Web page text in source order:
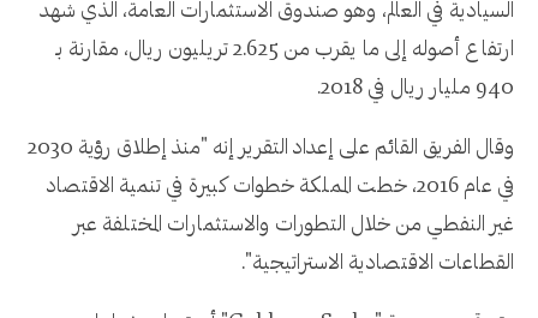
السيادية في العالم، وهو صندوق الاستثمارات العامة، الذي شهد
ارتفاع أصوله إلى ما يقرب من 2.625 تريليون ريال، مقارنة بـ
940 مليار ريال في 2018.
وقال الفريق القائم على إعداد التقرير إنه "منذ إطلاق رؤية 2030
في عام 2016، خطت المملكة خطوات كبيرة في تنمية الاقتصاد
غير النفطي من خلال التطورات والاستثمارات المختلفة عبر
القطاعات الاقتصادية الاستراتيجية".